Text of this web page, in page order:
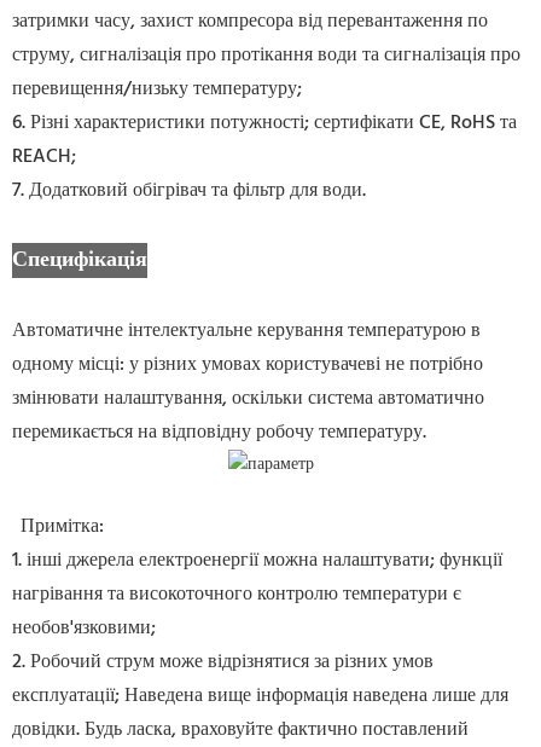
затримки часу, захист компресора від перевантаження по
струму, сигналізація про протікання води та сигналізація про
перевищення/низьку температуру;
6. Різні характеристики потужності; сертифікати CE, RoHS та
REACH;
7. Додатковий обігрівач та фільтр для води.
Специфікація
Автоматичне інтелектуальне керування температурою в
одному місці: у різних умовах користувачеві не потрібно
змінювати налаштування, оскільки система автоматично
перемикається на відповідну робочу температуру.
Примітка:
1. інші джерела електроенергії можна налаштувати; функції
нагрівання та високоточного контролю температури є
необов'язковими;
2. Робочий струм може відрізнятися за різних умов
експлуатації; Наведена вище інформація наведена лише для
довідки. Будь ласка, враховуйте фактично поставлений